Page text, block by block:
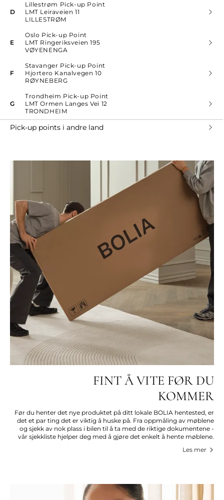
D
Lillestrøm Pick-up Point
LMT Leiraveien 11
LILLESTRØM
E
Oslo Pick-up Point
LMT Ringeriksveien 195
VØYENENGA
F
Stavanger Pick-up Point
Hjortero Kanalvegen 10
RØYNEBERG
G
Trondheim Pick-up Point
LMT Ormen Langes Vei 12
TRONDHEIM
Pick-up points i andre land
FINT Å VITE FØR DU
KOMMER
Før du henter det nye produktet på ditt lokale BOLIA hentested, er
det et par ting det er viktig å huske på. Fra oppmåling av møblene
og sjekk av nok plass i bilen til å ta med de riktige dokumentene -
vår sjekkliste hjelper deg med å gjøre det enkelt å hente møblene.
Les mer